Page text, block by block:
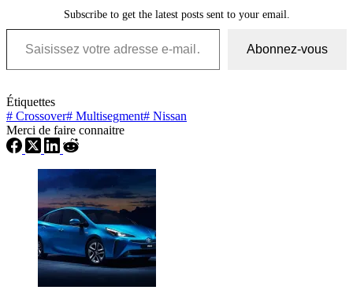
Subscribe to get the latest posts sent to your email.
Saisissez votre adresse e-mail…
Abonnez-vous
Étiquettes
# Crossover# Multisegment# Nissan
Merci de faire connaitre